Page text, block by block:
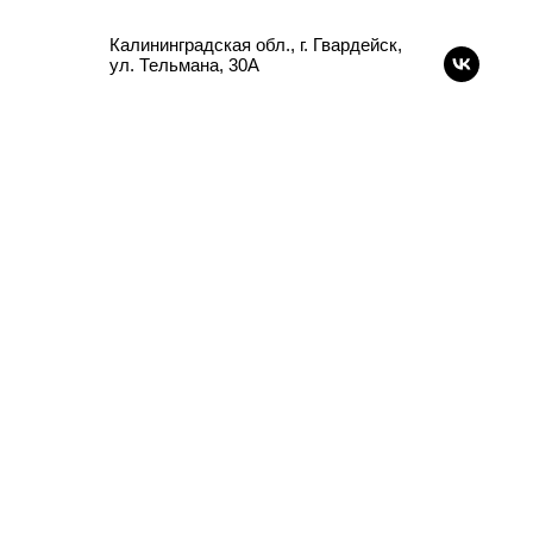
Калининградская обл., г. Гвардейск,
ул. Тельмана, 30А